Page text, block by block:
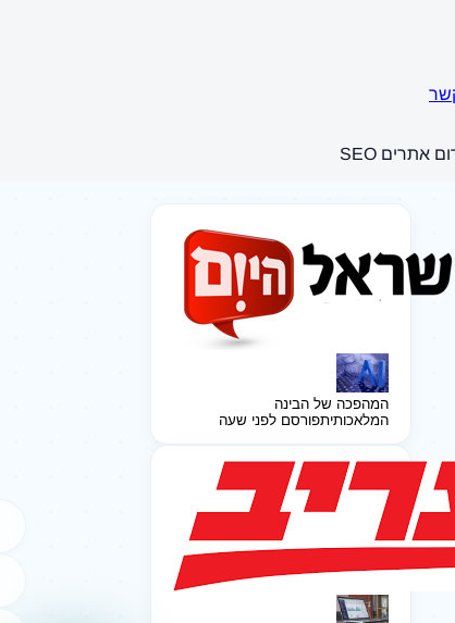
המהפכה של הבינה
המלאכותיתפורסם לפני שעה